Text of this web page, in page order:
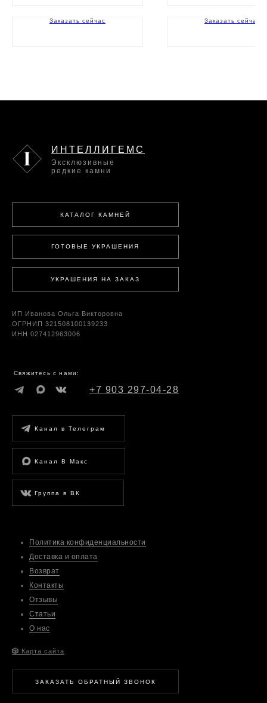
Заказать сейчас Заказать сейчас
ЗАКАЗАТЬ ОБРАТНЫЙ ЗВОНОК
КАТАЛОГ КАМНЕЙ
УКРАШЕНИЯ НА ЗАКАЗ
ГОТОВЫЕ УКРАШЕНИЯ
Эксклюзивные
редкие камни
ИНТЕЛЛИГЕМС
Политика конфиденциальности
Доставка и оплата
Возврат
Контакты
Отзывы
Статьи
О нас
+7 903 297-04-28
Канал В Макс
Группа в ВК
Канал в Телеграм
Свяжитесь с нами:
🎲 Карта сайта
ИП Иванова Ольга Викторовна
ОГРНИП 321508100139233
ИНН 027412963006